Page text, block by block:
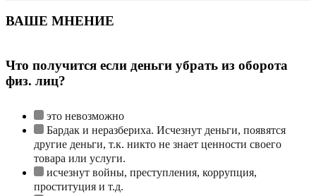
ВАШЕ МНЕНИЕ
Что получится если деньги убрать из оборота
физ. лиц?
это невозможно
Бардак и неразбериха. Исчезнут деньги, появятся
другие деньги, т.к. никто не знает ценности своего
товара или услуги.
исчезнут войны, преступления, коррупция,
проституция и т.д.